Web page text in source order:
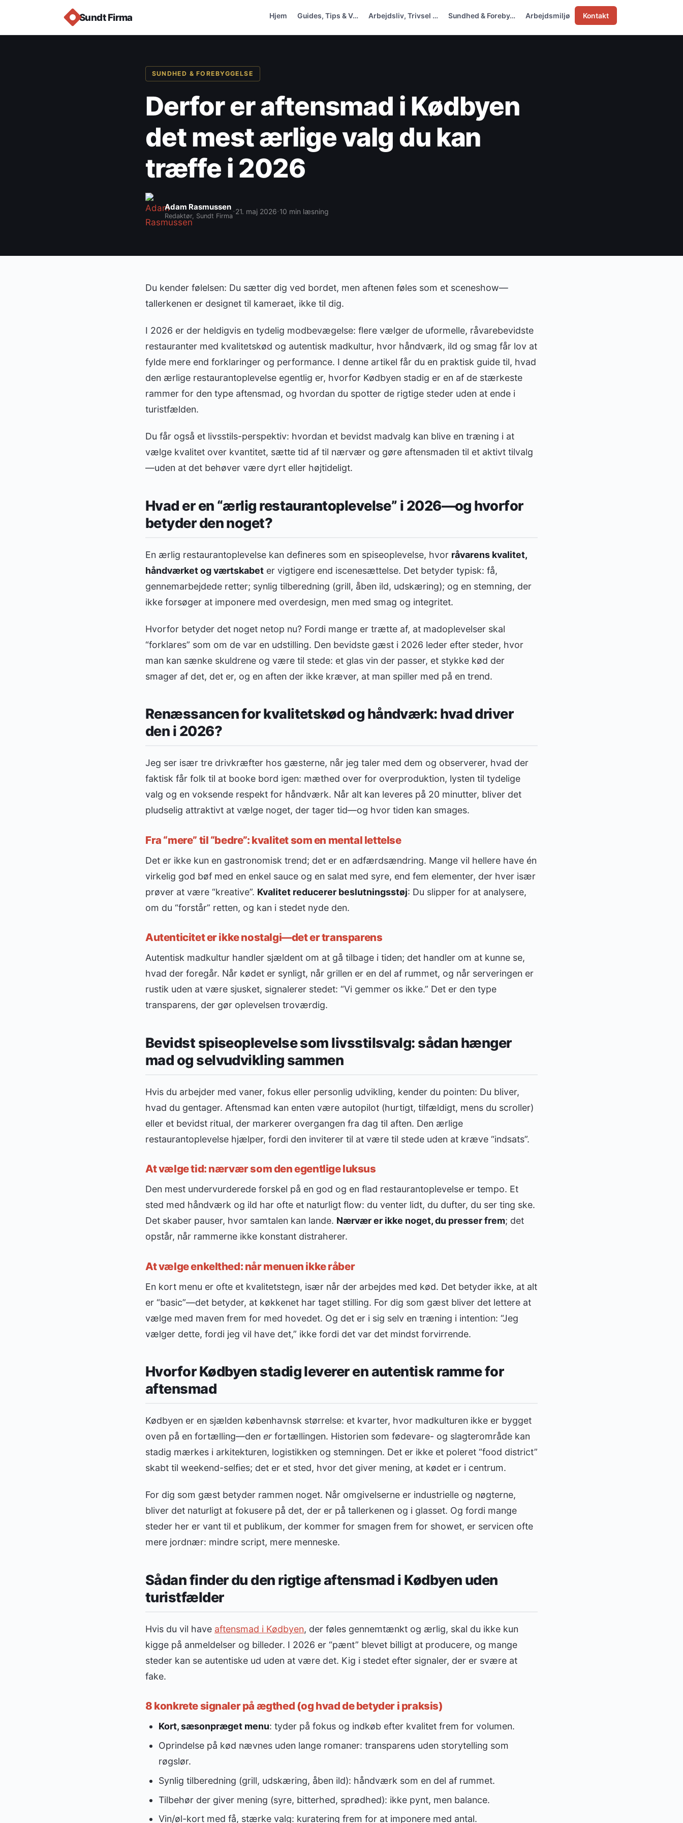
Sundt Firma Hjem Guides, Tips & V… Arbejdsliv, Trivsel … Sundhed & Foreby… Arbejdsmiljø Kontakt
SUNDHED & FOREBYGGELSE
Derfor er aftensmad i Kødbyen
det mest ærlige valg du kan
træffe i 2026
Adam Rasmussen
Redaktør, Sundt Firma·21. maj 2026·10 min læsning
Du kender følelsen: Du sætter dig ved bordet, men aftenen føles som et sceneshow—
tallerkenen er designet til kameraet, ikke til dig.
I 2026 er der heldigvis en tydelig modbevægelse: flere vælger de uformelle, råvarebevidste
restauranter med kvalitetskød og autentisk madkultur, hvor håndværk, ild og smag får lov at
fylde mere end forklaringer og performance. I denne artikel får du en praktisk guide til, hvad
den ærlige restaurantoplevelse egentlig er, hvorfor Kødbyen stadig er en af de stærkeste
rammer for den type aftensmad, og hvordan du spotter de rigtige steder uden at ende i
turistfælden.
Du får også et livsstils-perspektiv: hvordan et bevidst madvalg kan blive en træning i at
vælge kvalitet over kvantitet, sætte tid af til nærvær og gøre aftensmaden til et aktivt tilvalg
—uden at det behøver være dyrt eller højtideligt.
Hvad er en “ærlig restaurantoplevelse” i 2026—og hvorfor
betyder den noget?
En ærlig restaurantoplevelse kan defineres som en spiseoplevelse, hvor råvarens kvalitet,
håndværket og værtskabet er vigtigere end iscenesættelse. Det betyder typisk: få,
gennemarbejdede retter; synlig tilberedning (grill, åben ild, udskæring); og en stemning, der
ikke forsøger at imponere med overdesign, men med smag og integritet.
Hvorfor betyder det noget netop nu? Fordi mange er trætte af, at madoplevelser skal
“forklares” som om de var en udstilling. Den bevidste gæst i 2026 leder efter steder, hvor
man kan sænke skuldrene og være til stede: et glas vin der passer, et stykke kød der
smager af det, det er, og en aften der ikke kræver, at man spiller med på en trend.
Renæssancen for kvalitetskød og håndværk: hvad driver
den i 2026?
Jeg ser især tre drivkræfter hos gæsterne, når jeg taler med dem og observerer, hvad der
faktisk får folk til at booke bord igen: mæthed over for overproduktion, lysten til tydelige
valg og en voksende respekt for håndværk. Når alt kan leveres på 20 minutter, bliver det
pludselig attraktivt at vælge noget, der tager tid—og hvor tiden kan smages.
Fra “mere” til “bedre”: kvalitet som en mental lettelse
Det er ikke kun en gastronomisk trend; det er en adfærdsændring. Mange vil hellere have én
virkelig god bøf med en enkel sauce og en salat med syre, end fem elementer, der hver især
prøver at være “kreative”. Kvalitet reducerer beslutningsstøj: Du slipper for at analysere,
om du “forstår” retten, og kan i stedet nyde den.
Autenticitet er ikke nostalgi—det er transparens
Autentisk madkultur handler sjældent om at gå tilbage i tiden; det handler om at kunne se,
hvad der foregår. Når kødet er synligt, når grillen er en del af rummet, og når serveringen er
rustik uden at være sjusket, signalerer stedet: “Vi gemmer os ikke.” Det er den type
transparens, der gør oplevelsen troværdig.
Bevidst spiseoplevelse som livsstilsvalg: sådan hænger
mad og selvudvikling sammen
Hvis du arbejder med vaner, fokus eller personlig udvikling, kender du pointen: Du bliver,
hvad du gentager. Aftensmad kan enten være autopilot (hurtigt, tilfældigt, mens du scroller)
eller et bevidst ritual, der markerer overgangen fra dag til aften. Den ærlige
restaurantoplevelse hjælper, fordi den inviterer til at være til stede uden at kræve “indsats”.
At vælge tid: nærvær som den egentlige luksus
Den mest undervurderede forskel på en god og en flad restaurantoplevelse er tempo. Et
sted med håndværk og ild har ofte et naturligt flow: du venter lidt, du dufter, du ser ting ske.
Det skaber pauser, hvor samtalen kan lande. Nærvær er ikke noget, du presser frem; det
opstår, når rammerne ikke konstant distraherer.
At vælge enkelthed: når menuen ikke råber
En kort menu er ofte et kvalitetstegn, især når der arbejdes med kød. Det betyder ikke, at alt
er “basic”—det betyder, at køkkenet har taget stilling. For dig som gæst bliver det lettere at
vælge med maven frem for med hovedet. Og det er i sig selv en træning i intention: “Jeg
vælger dette, fordi jeg vil have det,” ikke fordi det var det mindst forvirrende.
Hvorfor Kødbyen stadig leverer en autentisk ramme for
aftensmad
Kødbyen er en sjælden københavnsk størrelse: et kvarter, hvor madkulturen ikke er bygget
oven på en fortælling—den er fortællingen. Historien som fødevare- og slagterområde kan
stadig mærkes i arkitekturen, logistikken og stemningen. Det er ikke et poleret “food district”
skabt til weekend-selfies; det er et sted, hvor det giver mening, at kødet er i centrum.
For dig som gæst betyder rammen noget. Når omgivelserne er industrielle og nøgterne,
bliver det naturligt at fokusere på det, der er på tallerkenen og i glasset. Og fordi mange
steder her er vant til et publikum, der kommer for smagen frem for showet, er servicen ofte
mere jordnær: mindre script, mere menneske.
Sådan finder du den rigtige aftensmad i Kødbyen uden
turistfælder
Hvis du vil have aftensmad i Kødbyen, der føles gennemtænkt og ærlig, skal du ikke kun
kigge på anmeldelser og billeder. I 2026 er “pænt” blevet billigt at producere, og mange
steder kan se autentiske ud uden at være det. Kig i stedet efter signaler, der er svære at
fake.
8 konkrete signaler på ægthed (og hvad de betyder i praksis)
Kort, sæsonpræget menu: tyder på fokus og indkøb efter kvalitet frem for volumen.
Oprindelse på kød nævnes uden lange romaner: transparens uden storytelling som
røgslør.
Synlig tilberedning (grill, udskæring, åben ild): håndværk som en del af rummet.
Tilbehør der giver mening (syre, bitterhed, sprødhed): ikke pynt, men balance.
Vin/øl-kort med få, stærke valg: kuratering frem for at imponere med antal.